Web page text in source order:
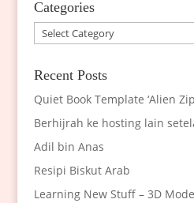
Categories
Categories
Recent Posts
Quiet Book Template ‘Alien
Berhijrah ke hosting lain
Adil bin Anas
Resipi Biskut Arab
Learning New Stuff – 3D